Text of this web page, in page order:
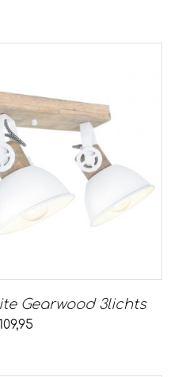
Gearwood 3lichts